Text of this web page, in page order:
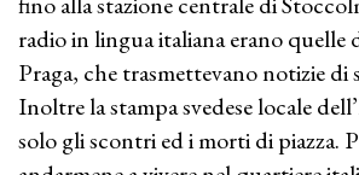
radio in lingua italiana erano quelle
Praga, che trasmettevano notizie di
Inoltre la stampa svedese locale
solo gli scontri ed i morti di piazza.